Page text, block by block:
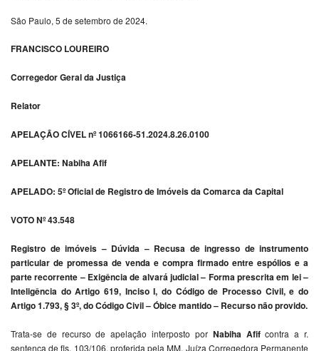
São Paulo, 5 de setembro de 2024.
FRANCISCO LOUREIRO
Corregedor Geral da Justiça
Relator
APELAÇÃO CÍVEL nº 1066166-51.2024.8.26.0100
APELANTE: Nabiha Afif
APELADO: 5º Oficial de Registro de Imóveis da Comarca da Capital
VOTO Nº 43.548
Registro de imóveis – Dúvida – Recusa de ingresso de instrumento
particular de promessa de venda e compra firmado entre espólios e a
parte recorrente – Exigência de alvará judicial – Forma prescrita em lei –
Inteligência do Artigo 619, Inciso I, do Código de Processo Civil, e do
Artigo 1.793, § 3º, do Código Civil – Óbice mantido – Recurso não provido.
Trata-se de recurso de apelação interposto por Nabiha Afifcontra a r.
sentença de fls. 103/106, proferida pela MM. Juíza Corregedora Permanente